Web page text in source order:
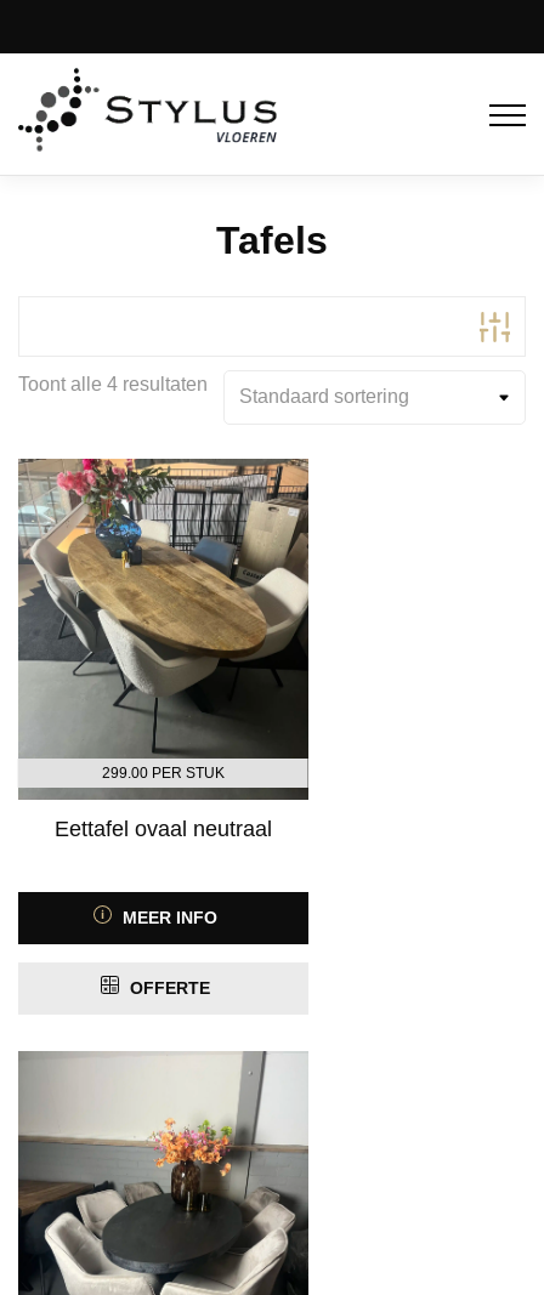
Tafels
Product Kleur
Product Kleurfamilie
Product Kleurspectrum
Product Motief
Product Antislip
Product Antistatisch
Product Geschikt voor vloerverwarming
Toont alle 4 resultaten
299.00 PER STUK
Eettafel ovaal neutraal
MEER INFO
OFFERTE